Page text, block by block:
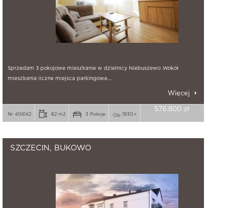
Sprzedam 3 pokojowe mieszkanie w dzielnicy Niebuszewo .Wokół
mieszkania liczne miejsca parkingowe.…
Więcej
Nr 404142 82 m2 3 Pokoje 1930 r.
576.800 zł
SZCZECIN, BUKOWO